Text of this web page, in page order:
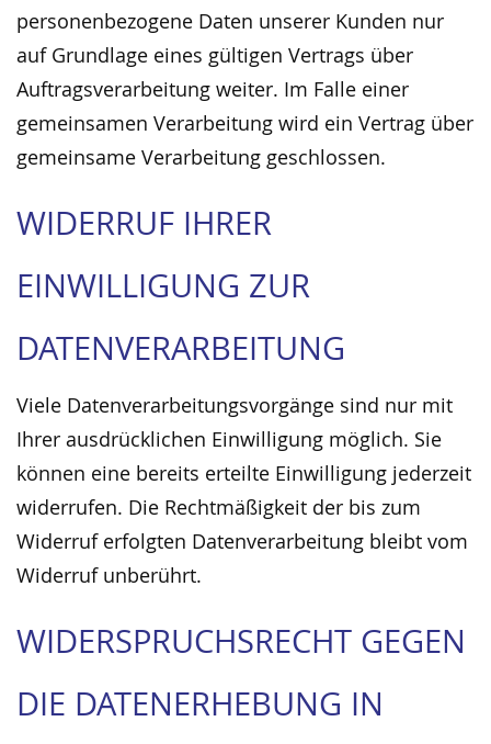
personenbezogene Daten unserer Kunden nur
auf Grundlage eines gültigen Vertrags über
Auftragsverarbeitung weiter. Im Falle einer
gemeinsamen Verarbeitung wird ein Vertrag über
gemeinsame Verarbeitung geschlossen.
WIDERRUF IHRER
EINWILLIGUNG ZUR
DATENVERARBEITUNG
Viele Datenverarbeitungsvorgänge sind nur mit
Ihrer ausdrücklichen Einwilligung möglich. Sie
können eine bereits erteilte Einwilligung jederzeit
widerrufen. Die Rechtmäßigkeit der bis zum
Widerruf erfolgten Datenverarbeitung bleibt vom
Widerruf unberührt.
WIDERSPRUCHSRECHT GEGEN
DIE DATENERHEBUNG IN